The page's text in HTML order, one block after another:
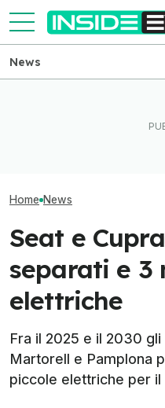
News
Home News
Seat e
separati e 3
elettriche
Fra il 2025 e il 2030
Martorell e Pamplona
piccole elettriche per